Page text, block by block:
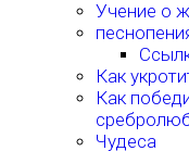
Учение о
Как
Как
Чудеса